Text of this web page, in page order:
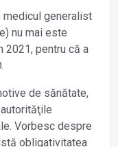
medicul generalist
nu mai este
pentru că a
de sănătate,
Vorbesc despre
obligativitatea